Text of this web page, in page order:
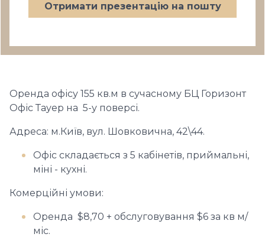
Отримати презентацію на пошту
Оренда офісу 155 кв.м в сучасному БЦ Горизонт
Офіс Тауер на 5-у поверсі.
Адреса: м.Київ, вул. Шовковична, 42\44.
Офіс складається з 5 кабінетів, приймальні,
міні - кухні.
Комерційні умови:
Оренда $8,70 + обслуговування $6 за кв м/
міс.